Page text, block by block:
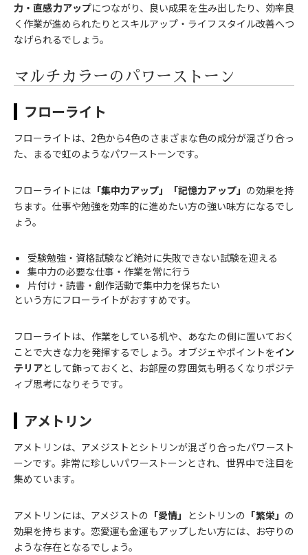
力・直感力アップにつながり、良い成果を生み出したり、効率良
く作業が進められたりとスキルアップ・ライフスタイル改善へつ
なげられるでしょう。
マルチカラーのパワーストーン
フローライト
フローライトは、2色から4色のさまざまな色の成分が混ざり合っ
た、まるで虹のようなパワーストーンです。
フローライトには 「集中力アップ」「記憶力アップ」 の効果を持
ちます。仕事や勉強を効率的に進めたい方の強い味方になるでし
ょう。
受験勉強・資格試験など絶対に失敗できない試験を迎える
集中力の必要な仕事・作業を常に行う
片付け・読書・創作活動で集中力を保ちたい
という方にフローライトがおすすめです。
フローライトは、作業をしている机や、あなたの側に置いておく
ことで大きな力を発揮するでしょう。オブジェやポイントをイン
テリアとして飾っておくと、お部屋の雰囲気も明るくなりポジテ
ィブ思考になりそうです。
アメトリン
アメトリンは、アメジストとシトリンが混ざり合ったパワースト
ーンです。非常に珍しいパワーストーンとされ、世界中で注目を
集めています。
アメトリンには、アメジストの 「愛情」 とシトリンの 「繁栄」 の
効果を持ちます。恋愛運も金運もアップしたい方には、お守りの
ような存在となるでしょう。